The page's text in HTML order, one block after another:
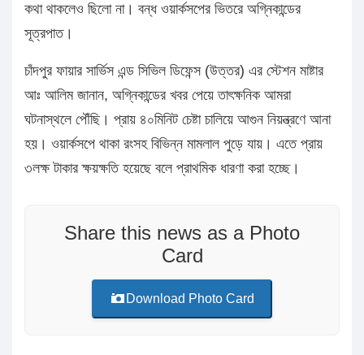
কথা থাকলেও ছিলো না। বন্ধ ওয়ার্কসপের ভিতরে অগ্নিকান্ডের
সূত্রপাত।
চাঁদপুর ফায়ার সার্ভিস এন্ড সিভিল ডিফেন্স (উত্তর) এর স্টেশন মাষ্টার
আঃ আলিম জানান, অগ্নিকান্ডের খবর পেয়ে তাৎক্ষনিক আমরা
ঘটনাস্থলে পৌঁছি। প্রায় ৪০মিনিট চেষ্টা চালিয়ে আগুন নিয়ন্ত্রণে আনা
হয়। ওয়ার্কসপে থাকা রংসহ বিভিন্ন মামলাল পুড়ে যায়। এতে প্রায়
৩লক্ষ টাকার ক্ষয়ক্ষতি হয়েছে বলে প্রাথমিক ধারণা করা হচ্ছে।
Share this news as a Photo
Card
Download Photo Card